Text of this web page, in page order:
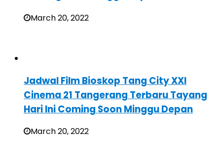
March 20, 2022
Jadwal Film Bioskop Tang City XXI
Cinema 21 Tangerang Terbaru Tayang
Hari Ini Coming Soon Minggu Depan
March 20, 2022